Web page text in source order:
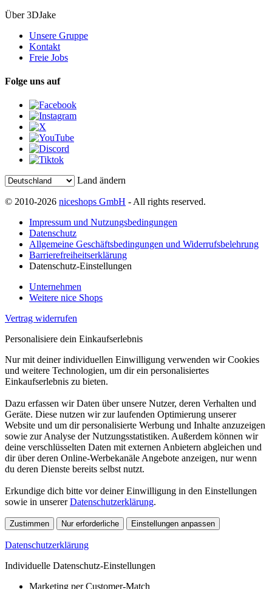
Über 3DJake
Unsere Gruppe
Kontakt
Freie Jobs
Folge uns auf
Land ändern
© 2010-2026 niceshops GmbH - All rights reserved.
Impressum und Nutzungsbedingungen
Datenschutz
Allgemeine Geschäftsbedingungen und Widerrufsbelehrung
Barrierefreiheitserklärung
Datenschutz-Einstellungen
Unternehmen
Weitere nice Shops
Vertrag widerrufen
Personalisiere dein Einkaufserlebnis
Nur mit deiner individuellen Einwilligung verwenden wir Cookies
und weitere Technologien, um dir ein personalisiertes
Einkaufserlebnis zu bieten.
Dazu erfassen wir Daten über unsere Nutzer, deren Verhalten und
Geräte. Diese nutzen wir zur laufenden Optimierung unserer
Website und um dir personalisierte Werbung und Inhalte anzuzeigen
sowie zur Analyse der Nutzungsstatistiken. Außerdem können wir
deine verschlüsselten Daten mit externen Anbietern abgleichen und
dir über deren Online-Werbekanäle Angebote anzeigen, nur wenn
du deren Dienste bereits selbst nutzt.
Erkundige dich bitte vor deiner Einwilligung in den Einstellungen
sowie in unsererDatenschutzerklärung.
Zustimmen Nur erforderliche Einstellungen anpassen
Datenschutzerklärung
Individuelle Datenschutz-Einstellungen
Marketing per Customer-Match